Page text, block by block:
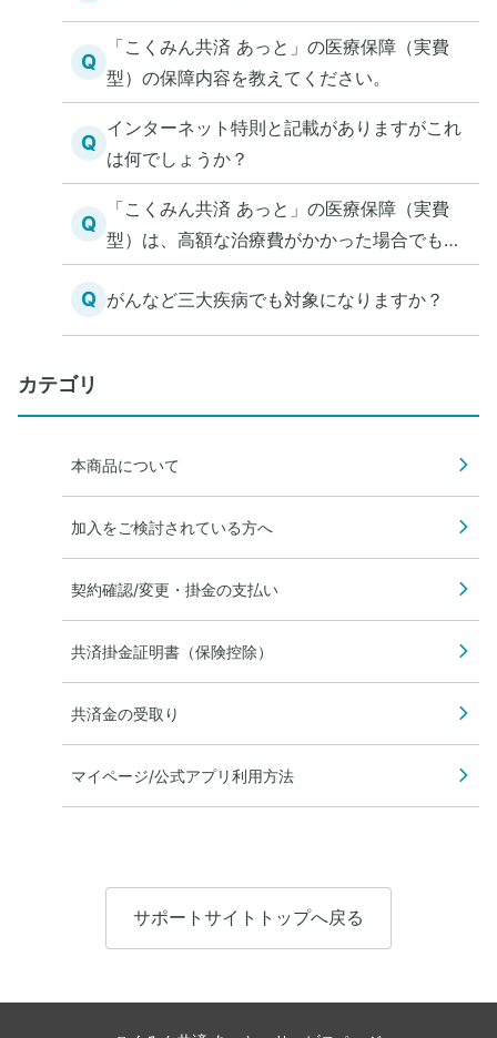
Q
「こくみん共済 あっと」の医療保障（実費
型）の保障内容を教えてください。
Q
インターネット特則と記載がありますがこれ
は何でしょうか？
Q
「こくみん共済 あっと」の医療保障（実費
型）は、高額な治療費がかかった場合でもす
べて保障されますか？
Q がんなど三大疾病でも対象になりますか？
カテゴリ
本商品について
加入をご検討されている方へ
契約確認/変更・掛金の支払い
共済掛金証明書（保険控除）
共済金の受取り
マイページ/公式アプリ利用方法
サポートサイトトップへ戻る